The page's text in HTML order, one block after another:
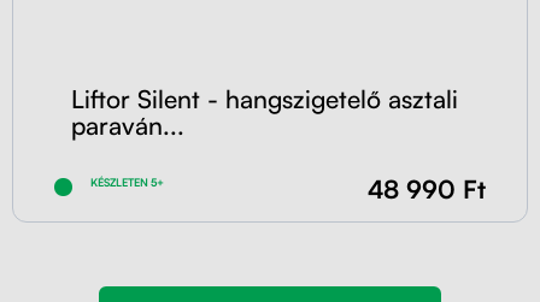
Liftor Silent - hangszigetelő asztali
paraván...
KÉSZLETEN 5+ 48 990 Ft